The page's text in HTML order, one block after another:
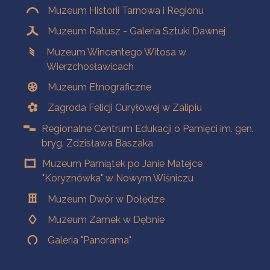
Muzeum Historii Tarnowa i Regionu
Muzeum Ratusz - Galeria Sztuki Dawnej
Muzeum Wincentego Witosa w
Wierzchosławicach
Muzeum Etnograficzne
Zagroda Felicji Curyłowej w Zalipiu
Regionalne Centrum Edukacji o Pamięci im. gen.
bryg. Zdzisława Baszaka
Muzeum Pamiątek po Janie Matejce
"Koryznówka" w Nowym Wiśniczu
Muzeum Dwór w Dołędze
Muzeum Zamek w Dębnie
Galeria "Panorama"